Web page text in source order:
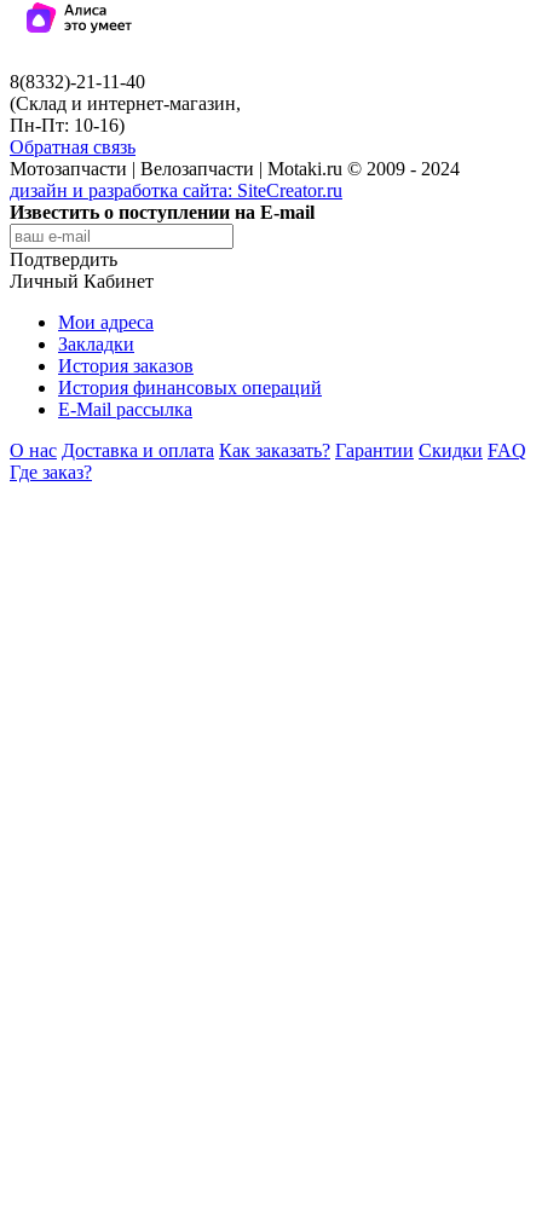
8(8332)-21-11-40
(Склад и интернет-магазин,
Пн-Пт: 10-16)
Обратная связь
Мотозапчасти | Велозапчасти | Motaki.ru © 2009 - 2024
дизайн и разработка сайта: SiteCreator.ru
Известить о поступлении на E-mail
Подтвердить
Личный Кабинет
Мои адреса
Закладки
История заказов
История финансовых операций
E-Mail рассылка
О нас Доставка и оплата Как заказать? Гарантии Скидки FAQ
Где заказ?